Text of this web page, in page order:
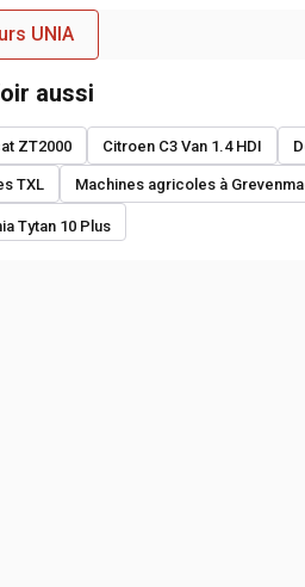
UNIA
aussi
ZT2000 Citroen C3 Van 1.4 HDI
TXL Machines agricoles à
Tytan 10 Plus